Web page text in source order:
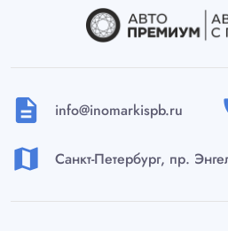
description info@inomarkispb.ru
map Санкт-Петербург, пр.